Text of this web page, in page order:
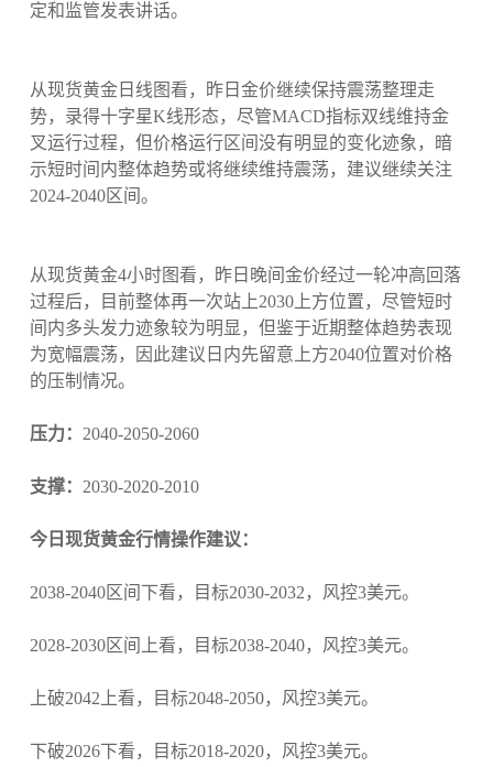
定和监管发表讲话。
从现货黄金日线图看，昨日金价继续保持震荡整理走
势，录得十字星K线形态，尽管MACD指标双线维持金
叉运行过程，但价格运行区间没有明显的变化迹象，暗
示短时间内整体趋势或将继续维持震荡，建议继续关注
2024-2040区间。
从现货黄金4小时图看，昨日晚间金价经过一轮冲高回落
过程后，目前整体再一次站上2030上方位置，尽管短时
间内多头发力迹象较为明显，但鉴于近期整体趋势表现
为宽幅震荡，因此建议日内先留意上方2040位置对价格
的压制情况。
压力： 2040-2050-2060
支撑： 2030-2020-2010
今日现货黄金行情操作建议：
2038-2040区间下看，目标2030-2032，风控3美元。
2028-2030区间上看，目标2038-2040，风控3美元。
上破2042上看，目标2048-2050，风控3美元。
下破2026下看，目标2018-2020，风控3美元。